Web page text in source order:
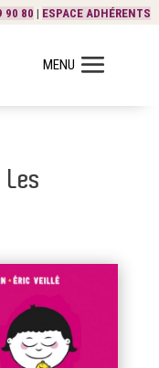
90 80 | ESPACE ADHÉRENTS